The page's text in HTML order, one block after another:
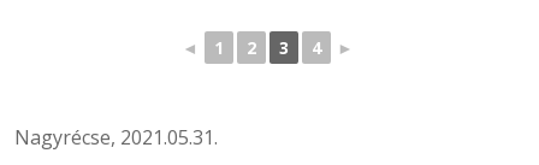
◄ 1 2 3 4 ►
Nagyrécse, 2021.05.31.